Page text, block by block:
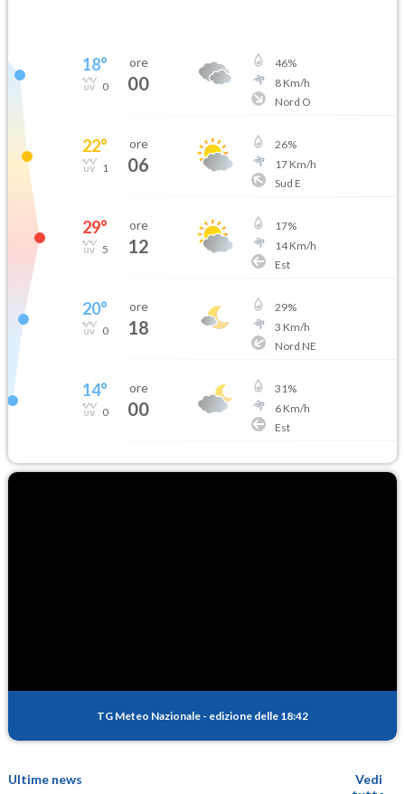
18°
0
ore
00
46%
8Km/h
Nord O
22°
1
ore
06
26%
17Km/h
Sud E
29°
5
ore
12
17%
14Km/h
Est
20°
0
ore
18
29%
3 Km/h
Nord NE
14°
0
ore
00
31%
6Km/h
Est
TG Meteo Nazionale - edizione delle 18:42
Ultime news
Vedi